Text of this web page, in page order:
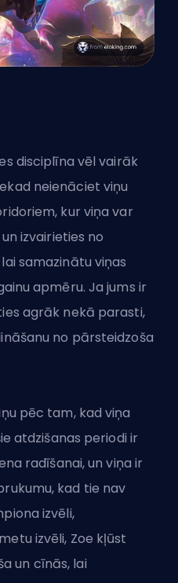
disciplīna vēl vairāk
neienāciet viņu
kur viņa var
izvairieties no
samazinātu viņas
apmēru. Ja jums ir
agrāk nekā parasti,
no pārsteidzoša
pēc tam, kad viņa
atdzišanas periodi ir
radīšanai, un viņa ir
kad tie nav
izvēli,
izvēli, Zoe kļūst
un cīnās, lai